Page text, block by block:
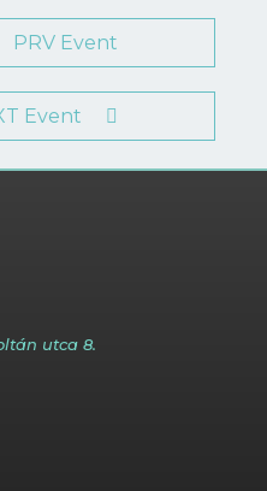
PRV Event
Event
utca 8.